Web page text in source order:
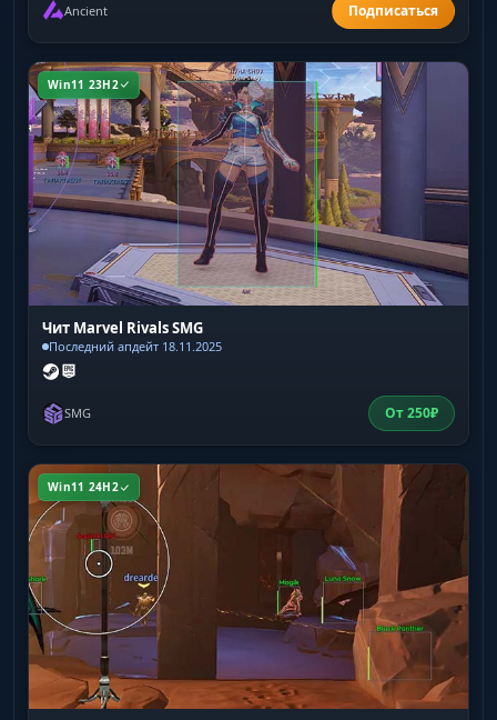
Ancient
Win11 23H2
Чит Marvel Rivals SMG
Последний апдейт 18.11.2025
SMG От250₽
Win11 24H2